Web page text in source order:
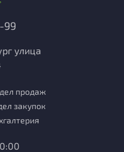
99
улица
продаж
закупок